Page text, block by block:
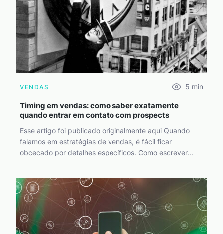
VENDAS 5 min
Timing em vendas: como saber exatamente
quando entrar em contato com prospects
Esse artigo foi publicado originalmente aqui Quando
falamos em estratégias de vendas, é fácil ficar
obcecado por detalhes específicos. Como escrever...